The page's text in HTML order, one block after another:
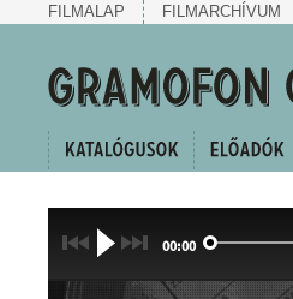
FILMALAP FILMARCHÍVUM
00:00